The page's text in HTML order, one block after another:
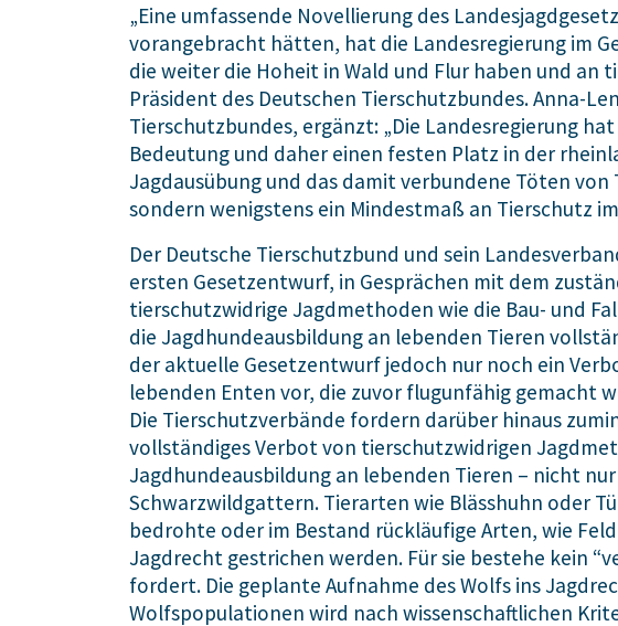
„Eine umfassende Novellierung des
vorangebracht hätten, hat die Landesregierung im
die weiter die Hoheit in Wald und Flur haben und
Präsident des Deutschen Tierschutzbundes. Anna-
Tierschutzbundes, ergänzt: „Die Landesregierung
Bedeutung und daher einen festen Platz in der
Jagdausübung und das damit verbundene Töten
sondern wenigstens ein Mindestmaß an Tierschutz
Der Deutsche Tierschutzbund und sein
ersten Gesetzentwurf, in Gesprächen mit dem
tierschutzwidrige Jagdmethoden wie die Bau- und
die Jagdhundeausbildung an lebenden Tieren
der aktuelle Gesetzentwurf jedoch nur noch ein
lebenden Enten vor, die zuvor flugunfähig gemacht
Die Tierschutzverbände fordern darüber hinaus
vollständiges Verbot von tierschutzwidrigen
Jagdhundeausbildung an lebenden Tieren – nicht
Schwarzwildgattern. Tierarten wie Blässhuhn oder
bedrohte oder im Bestand rückläufige Arten, wie
Jagdrecht gestrichen werden. Für sie bestehe kein
fordert. Die geplante Aufnahme des Wolfs ins
Wolfspopulationen wird nach wissenschaftlichen